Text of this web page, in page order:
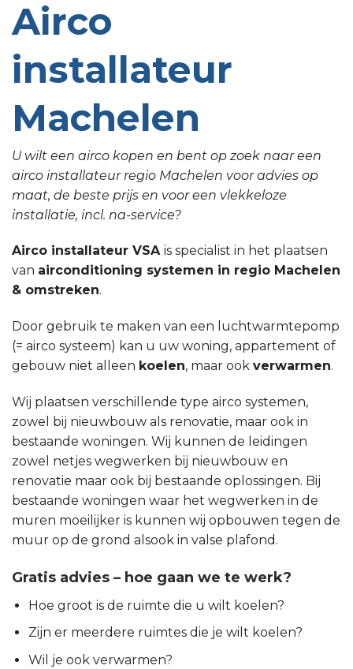
Airco
installateur
Machelen
U wilt een airco kopen en bent op zoek naar een
airco installateur regio Machelen voor advies op
maat, de beste prijs en voor een vlekkeloze
installatie, incl. na-service?
Airco installateur VSA is specialist in het plaatsen
van airconditioning systemen in regio Machelen
& omstreken.
Door gebruik te maken van een luchtwarmtepomp
(= airco systeem) kan u uw woning, appartement of
gebouw niet alleen koelen, maar ook verwarmen.
Wij plaatsen verschillende type airco systemen,
zowel bij nieuwbouw als renovatie, maar ook in
bestaande woningen. Wij kunnen de leidingen
zowel netjes wegwerken bij nieuwbouw en
renovatie maar ook bij bestaande oplossingen. Bij
bestaande woningen waar het wegwerken in de
muren moeilijker is kunnen wij opbouwen tegen de
muur op de grond alsook in valse plafond.
Gratis advies – hoe gaan we te werk?
Hoe groot is de ruimte die u wilt koelen?
Zijn er meerdere ruimtes die je wilt koelen?
Wil je ook verwarmen?